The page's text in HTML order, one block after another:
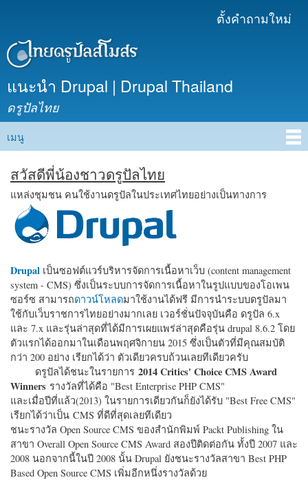
เนื้อหา
ตั้งคำถามใหม่
แนะนำ Drupal | Drupal Thailand
ดรูปัลไทย
Main menu
เมนู
สวัสดีพี่น้องชาวดรูปัลไทย
แหล่งชุมชน คนใช้งานดรูปัลในประเทศไทยอย่างเป็นทางการ
Drupal เป็นซอฟต์แวร์บริหารจัดการเนื้อหาเว็บ (content management
system - CMS) ซึ่งเป็นระบบการจัดการเนื้อหาในรูปแบบของโอเพน
ซอร์ซ สามารถดาวน์โหลดมาใช้งานได้ฟรี มีการนำระบบดรูปัลมา
ใช้กับเว็บราชการไทยอย่างมากเลย เวอร์ชั่นปัจจุบันคือ ดรูปัล 6.x
และ 7.x และรุ่นล่าสุดที่ได้มีการเผยแพร่ล่าสุดคือรุ่น drupal 8.6.2 โดย
ตัวแรกได้ออกมาในเดือนพฤศจิกายน 2015 ซึ่งเป็นตัวที่มีคุณสมบัติ
กว่า 200 อย่าง เรียกได้ว่า ตัวเดียวครบถ้วนเลยทีเดียวครับ
ดรูปัลได้ชนะในรายการ 2014 Critics' Choice CMS Award
Winners รางวัลที่ได้คือ "Best Enterprise PHP CMS"
และเมื่อปีที่แล้ว(2013) ในรายการเดียวกันก็ยังได้รับ "Best Free CMS"
เรียกได้ว่าเป็น CMS ที่ดีที่สุดเลยทีเดียว
ชนะรางวัล Open Source CMS ของสำนักพิมพ์ Packt Publishing ใน
สาขา Overall Open Source CMS Award สองปีติดต่อกัน ทั้งปี 2007 และ
2008 นอกจากนี้ในปี 2008 นั้น Drupal ยังชนะรางวัลสาขา Best PHP
Based Open Source CMS เพิ่มอีกหนึ่งรางวัลด้วย